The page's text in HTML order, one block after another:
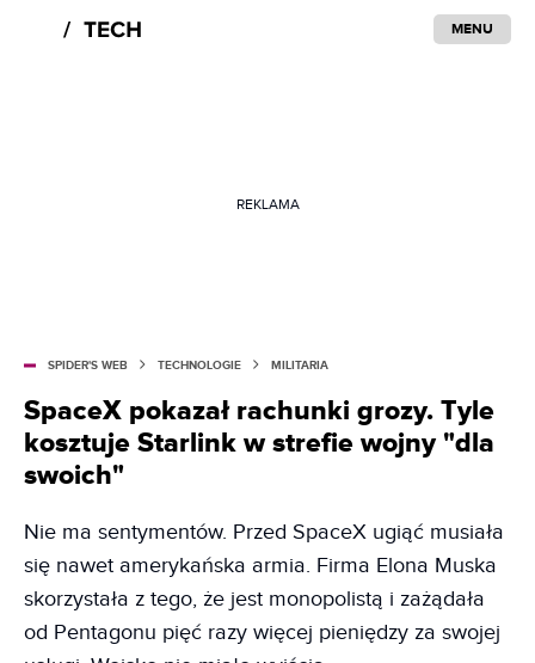
MENU
REKLAMA
SPIDER'S WEB TECHNOLOGIE MILITARIA
SpaceX pokazał rachunki grozy. Tyle
kosztuje Starlink w strefie wojny "dla
swoich"
Nie ma sentymentów. Przed SpaceX ugiąć musiała
się nawet amerykańska armia. Firma Elona Muska
skorzystała z tego, że jest monopolistą i zażądała
od Pentagonu pięć razy więcej pieniędzy za swojej